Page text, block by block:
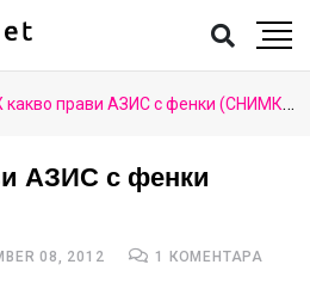
прави АЗИС с фенки (СНИМКИ)
АЗИС с фенки
08, 2012
1 КОМЕНТАРА